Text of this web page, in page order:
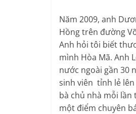
Năm 2009, anh
Hồng trên đường
Anh hỏi tôi biết
mình Hòa Mã. Anh
nước ngoài gần 30
sinh viên tỉnh lẻ
bà chủ nhà mỗi lần
một điểm chuyên